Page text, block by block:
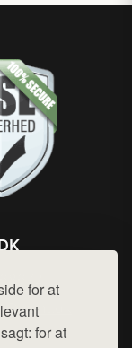
for at
for at
privatlivspolitik